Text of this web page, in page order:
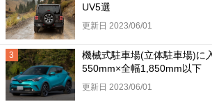
UV5選
更新日 2023/06/01
機械式駐車場(立体駐車場)に
550mm×全幅1,850mm以下
更新日 2023/06/01